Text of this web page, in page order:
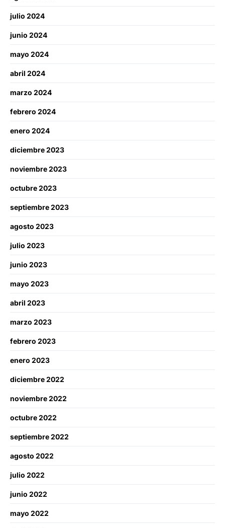
julio 2024
junio 2024
mayo 2024
abril 2024
marzo 2024
febrero 2024
enero 2024
diciembre 2023
noviembre 2023
octubre 2023
septiembre 2023
agosto 2023
julio 2023
junio 2023
mayo 2023
abril 2023
marzo 2023
febrero 2023
enero 2023
diciembre 2022
noviembre 2022
octubre 2022
septiembre 2022
agosto 2022
julio 2022
junio 2022
mayo 2022